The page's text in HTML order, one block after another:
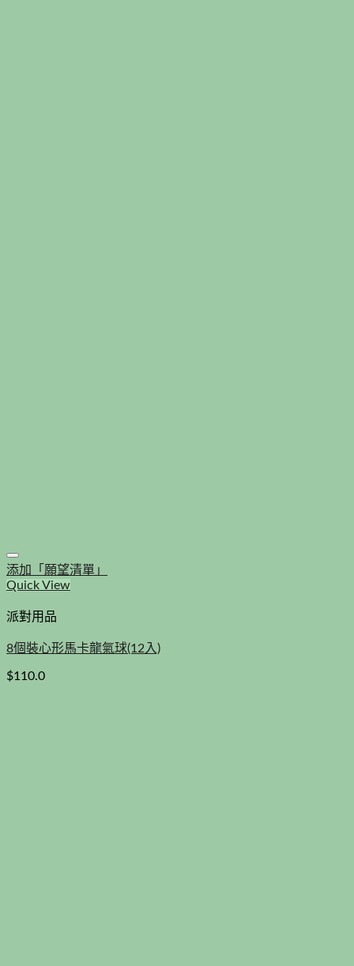
添加「願望清單」
Quick View
派對用品
8個裝心形馬卡龍氣球(12入)
$110.0